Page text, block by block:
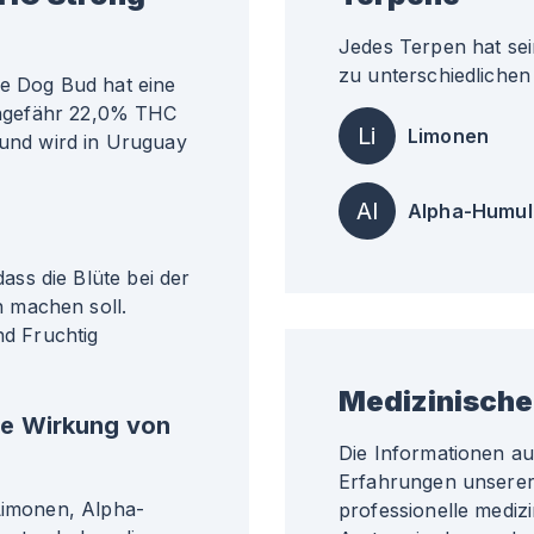
Dog Bud hat eine
22,0% THC
wird in Uruguay
die Blüte bei der
machen soll.
Fruchtig
Wirkung von
Alpha-
Jedes Terpen hat
zu
Li Limonen
Al Alpha-
Die Informationen
Erfahrungen
professionelle